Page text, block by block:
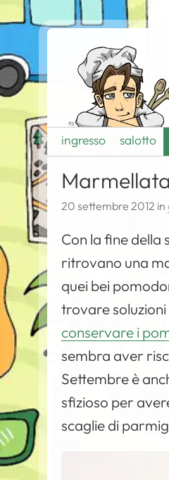
ingresso salotto
20 settembre 2012 in
Con la fine della
ritrovano una
quei bei
trovare
conservare i
sembra aver
Settembre è
sfizioso per
scaglie di